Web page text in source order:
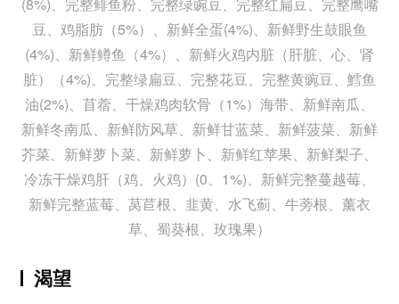
豆、鸡脂肪（5%）、新鲜全蛋(4%)、新鲜野生鼓眼鱼
(4%)、新鲜鳟鱼（4%）、新鲜火鸡内脏（肝脏、心、肾
脏）（4%)、完整绿扁豆、完整花豆、完整黄豌豆、鱈鱼
油(2%)、苜蓿、干燥鸡肉软骨（1%）海带、新鲜南瓜、
新鲜冬南瓜、新鲜防风草、新鲜甘蓝菜、新鲜菠菜、新鲜
芥菜、新鲜萝卜菜、新鲜萝卜、新鲜红苹果、新鲜梨子、
冷冻干燥鸡肝（鸡、火鸡）(0、1%)、新鲜完整蔓越莓、
新鲜完整蓝莓、莴苣根、韭黄、水飞薊、牛蒡根、薰衣
草、蜀葵根、玫瑰果）
渴望